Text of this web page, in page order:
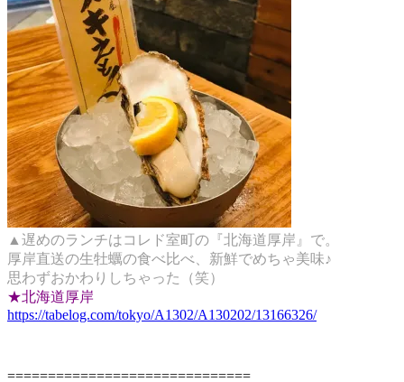
▲遅めのランチはコレド室町の『北海道厚岸』で。
厚岸直送の生牡蠣の食べ比べ、新鮮でめちゃ美味♪
思わずおかわりしちゃった（笑）
★北海道厚岸
https://tabelog.com/tokyo/A1302/A130202/13166326/
==============================